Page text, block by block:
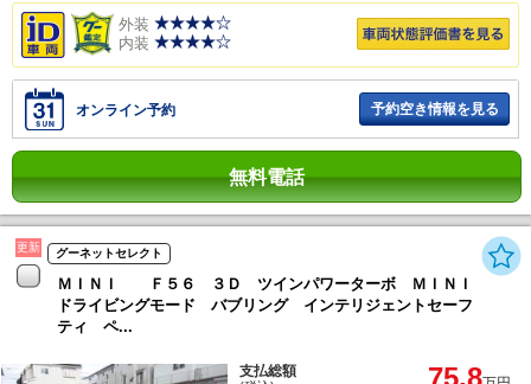
外装
内装
オンライン予約 予約空き情報を見る
無料電話
更新 グーネットセレクト
ＭＩＮＩ Ｆ５６ ３Ｄ ツインパワーターボ ＭＩＮＩ
ドライビングモード バブリング インテリジェントセーフ
ティ ペ...
支払総額 75.8